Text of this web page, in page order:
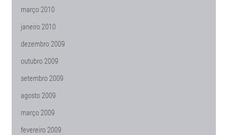
março 2010
janeiro 2010
dezembro 2009
outubro 2009
setembro 2009
agosto 2009
março 2009
fevereiro 2009